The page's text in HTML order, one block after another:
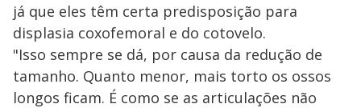
já que eles têm certa predisposição para
displasia coxofemoral e do cotovelo.
"Isso sempre se dá, por causa da redução de
tamanho. Quanto menor, mais torto os ossos
longos ficam. É como se as articulações não